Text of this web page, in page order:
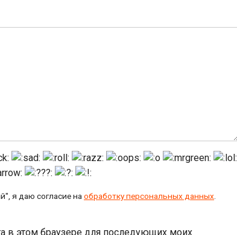
я даю согласие на обработку персональных данных
в этом браузере для последующих моих